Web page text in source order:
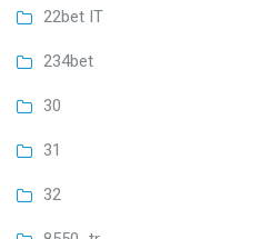
22bet IT
234bet
30
31
32